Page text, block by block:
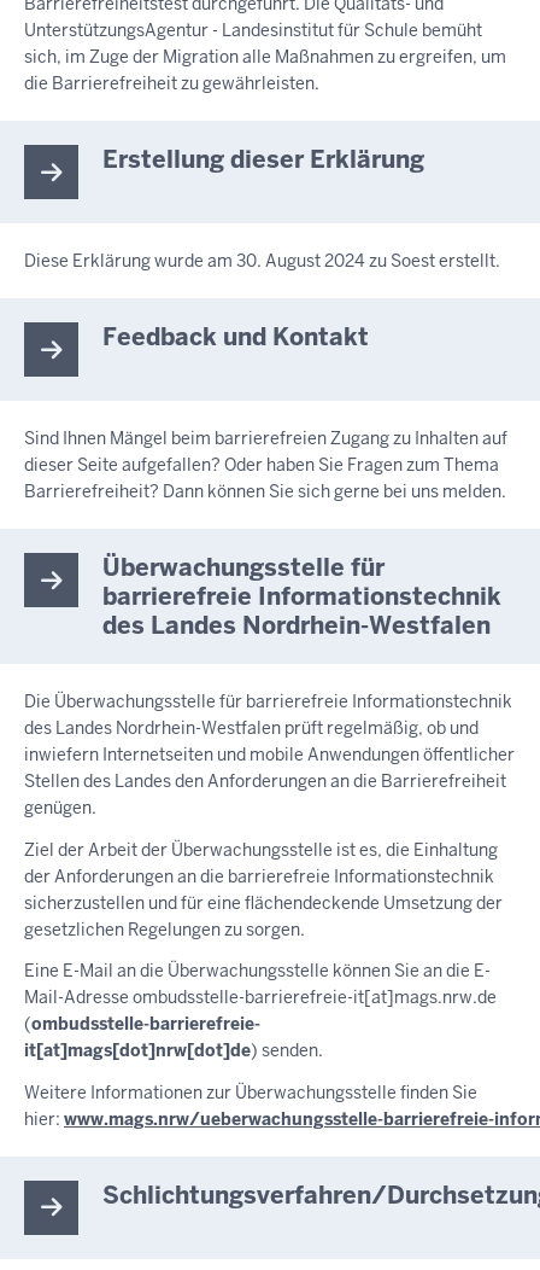
UnterstützungsAgentur - Landesinstitut für Schule bemüht
sich, im Zuge der Migration alle Maßnahmen zu ergreifen, um
die Barrierefreiheit zu gewährleisten.
Erstellung dieser Erklärung
Diese Erklärung wurde am 30. August 2024 zu Soest erstellt.
Feedback und Kontakt
Sind Ihnen Mängel beim barrierefreien Zugang zu Inhalten auf
dieser Seite aufgefallen? Oder haben Sie Fragen zum Thema
Barrierefreiheit? Dann können Sie sich gerne bei uns melden.
Überwachungsstelle für
barrierefreie Informationstechnik
des Landes Nordrhein-Westfalen
Die Überwachungsstelle für barrierefreie Informationstechnik
des Landes Nordrhein-Westfalen prüft regelmäßig, ob und
inwiefern Internetseiten und mobile Anwendungen öffentlicher
Stellen des Landes den Anforderungen an die Barrierefreiheit
genügen.
Ziel der Arbeit der Überwachungsstelle ist es, die Einhaltung
der Anforderungen an die barrierefreie Informationstechnik
sicherzustellen und für eine flächendeckende Umsetzung der
gesetzlichen Regelungen zu sorgen.
Eine E-Mail an die Überwachungsstelle können Sie an die E-
Mail-Adresse ombudsstelle-barrierefreie-it[at]mags.nrw.de
(ombudsstelle-barrierefreie-
it[at]mags[dot]nrw[dot]de) senden.
Weitere Informationen zur Überwachungsstelle finden Sie
hier: www.mags.nrw/ueberwachungsstelle-barrierefreie-
Schlichtungsverfahren/